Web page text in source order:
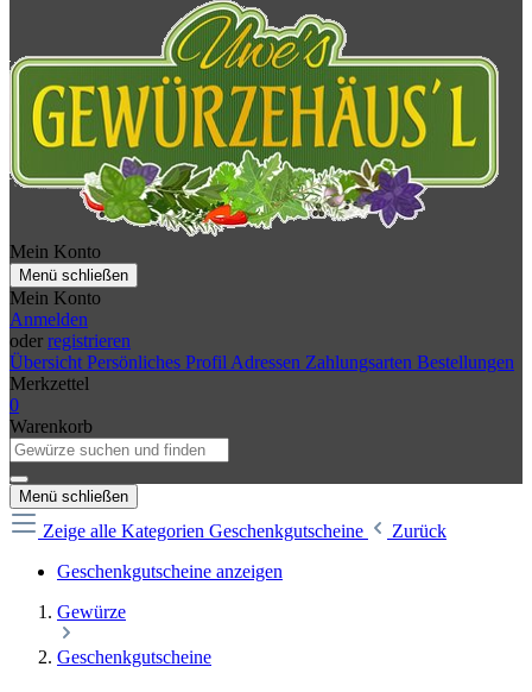
Mein Konto
Menü schließen
Mein Konto
Anmelden
oder registrieren
Übersicht Persönliches Profil Adressen Zahlungsarten Bestellungen
Merkzettel
0
Warenkorb
Menü schließen
Zeige alle Kategorien Geschenkgutscheine
Zurück
Geschenkgutscheine anzeigen
Gewürze
Geschenkgutscheine